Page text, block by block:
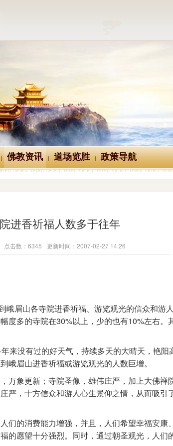
| 佛教资讯 | 道场览胜 | 政策导航
进香祈福人数多于往年
点击数：6345 更新时间：2007-02-27 14:26
峨眉山各寺院进香祈福、游览观光的信众和游人
度多的寺院在30%以上，少的也有10%左右。
来没有过的好天气，持续多天的大晴天，艳阳
峨眉山进香祈福或游览观光的人数巨增。
万象更新；寺院圣像，雄伟庄严，加上大佛禅
严，十方信众和游人心生景仰之情，从而吸引
们的消费能力增强，并且，人们希望幸福安康、
的愿望十分强烈。同时，通过朝圣观光，人们